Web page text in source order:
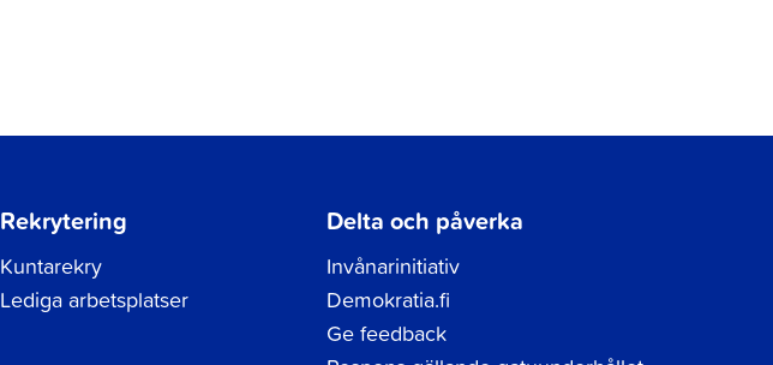
Rekrytering
Kuntarekry
Lediga arbetsplatser
Delta och påverka
Invånarinitiativ
Demokratia.fi
Ge feedback